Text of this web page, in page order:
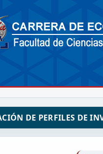
DE PERFILES DE